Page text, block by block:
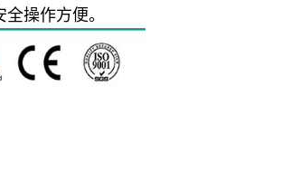
操作方便。